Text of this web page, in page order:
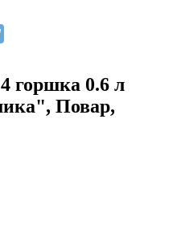
горшка 0.6 л
Повар,